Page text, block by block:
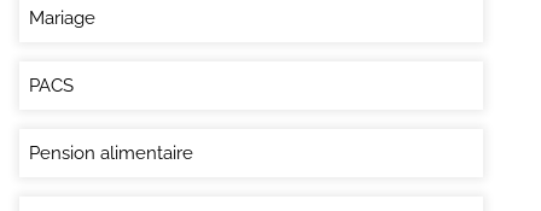
Mariage
PACS
Pension alimentaire